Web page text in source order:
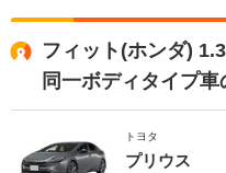
フィット(ホンダ)
同一ボディタイプ
トヨタ
プリウス